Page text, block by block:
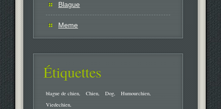
Blague
Meme
Étiquettes
blague de chien Chien Dog
Humourchien
Viedechien